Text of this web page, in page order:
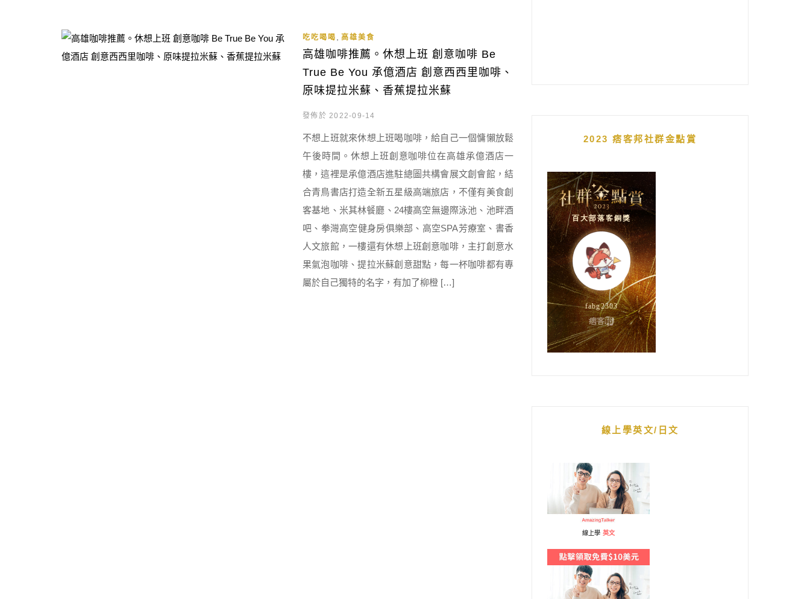
吃吃喝喝 高雄美食
高雄咖啡推薦。休想上班 創意咖啡 Be
True Be You 承億酒店 創意西西里咖啡、
原味提拉米蘇、香蕉提拉米蘇
發佈於 2022-09-14
不想上班就來休想上班喝咖啡，給自己一個慵懶放鬆
午後時間。休想上班創意咖啡位在高雄承億酒店一
樓，這裡是承億酒店進駐總圖共構會展文創會館，結
合青鳥書店打造全新五星級高端旅店，不僅有美食創
客基地、米其林餐廳、24樓高空無邊際泳池、池畔酒
吧、拳灣高空健身房俱樂部、高空SPA芳療室、書香
人文旅館，一樓還有休想上班創意咖啡，主打創意水
果氣泡咖啡、提拉米蘇創意甜點，每一杯咖啡都有專
屬於自己獨特的名字，有加了柳橙 […]
2023 痞客邦社群金點賞
線上學英文/日文
線上學 英文